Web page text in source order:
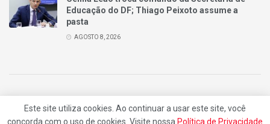
Educação do DF; Thiago Peixoto assume a
pasta
AGOSTO 8, 2026
Este site utiliza cookies. Ao continuar a usar este site, você
concorda com o uso de cookies. Visite nossa Política de Privacidade